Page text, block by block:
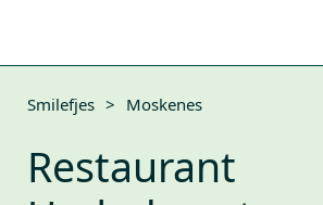
Smilefjes > Moskenes
Restaurant